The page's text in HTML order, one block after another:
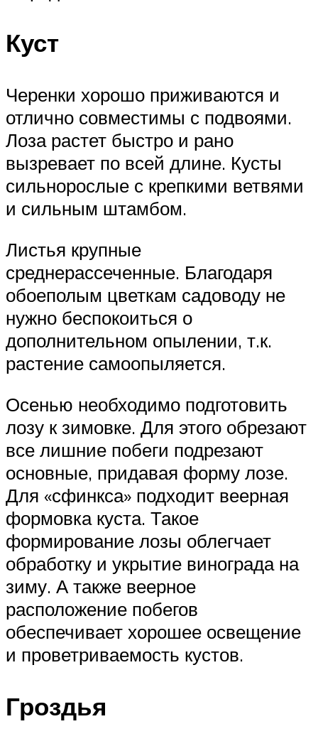
Куст
Черенки хорошо приживаются и
отлично совместимы с подвоями.
Лоза растет быстро и рано
вызревает по всей длине. Кусты
сильнорослые с крепкими ветвями
и сильным штамбом.
Листья крупные
среднерассеченные. Благодаря
обоеполым цветкам садоводу не
нужно беспокоиться о
дополнительном опылении, т.к.
растение самоопыляется.
Осенью необходимо подготовить
лозу к зимовке. Для этого обрезают
все лишние побеги подрезают
основные, придавая форму лозе.
Для «сфинкса» подходит веерная
формовка куста. Такое
формирование лозы облегчает
обработку и укрытие винограда на
зиму. А также веерное
расположение побегов
обеспечивает хорошее освещение
и проветриваемость кустов.
Гроздья